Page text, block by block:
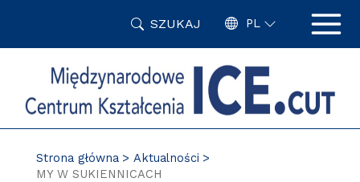
SZUKAJ PL
Strona główna
Aktualności
MY W SUKIENNICACH